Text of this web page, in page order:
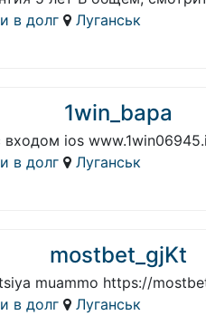
в долг
Луганськ
1win_bapa
входом ios
в долг
Луганськ
mostbet_gjKt
muammo https://
в долг
Луганськ